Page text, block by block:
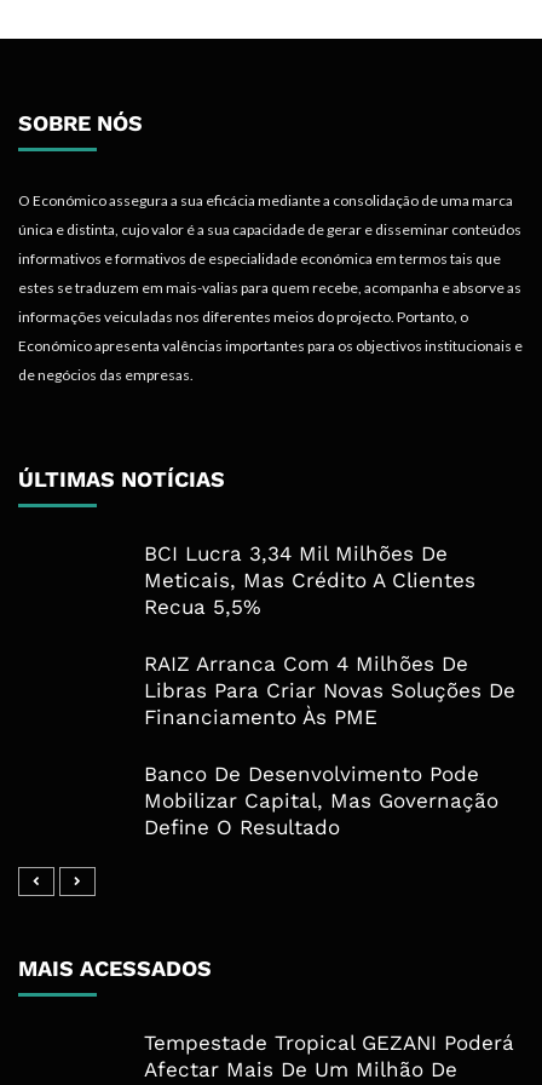
SOBRE NÓS
O Económico assegura a sua eficácia mediante a consolidação de uma marca
única e distinta, cujo valor é a sua capacidade de gerar e disseminar conteúdos
informativos e formativos de especialidade económica em termos tais que
estes se traduzem em mais-valias para quem recebe, acompanha e absorve as
informações veiculadas nos diferentes meios do projecto. Portanto, o
Económico apresenta valências importantes para os objectivos institucionais e
de negócios das empresas.
ÚLTIMAS NOTÍCIAS
BCI Lucra 3,34 Mil Milhões De
Meticais, Mas Crédito A Clientes
Recua 5,5%
RAIZ Arranca Com 4 Milhões De
Libras Para Criar Novas Soluções De
Financiamento Às PME
Banco De Desenvolvimento Pode
Mobilizar Capital, Mas Governação
Define O Resultado
MAIS ACESSADOS
Tempestade Tropical GEZANI Poderá
Afectar Mais De Um Milhão De